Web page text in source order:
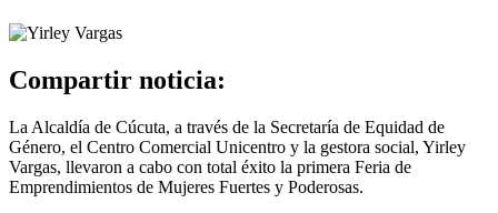
Compartir noticia:
La Alcaldía de Cúcuta, a través de la Secretaría de Equidad de
Género, el Centro Comercial Unicentro y la gestora social, Yirley
Vargas, llevaron a cabo con total éxito la primera Feria de
Emprendimientos de Mujeres Fuertes y Poderosas.